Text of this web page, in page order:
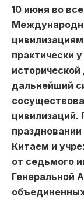
10 июня во
практически
дальнейший
цивилизаций.
Китаем и
от седьмого
Генеральной